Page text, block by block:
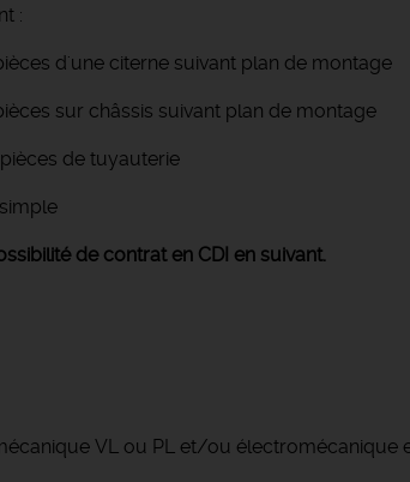
:
d'une citerne suivant plan de montage
sur châssis suivant plan de montage
de tuyauterie
de contrat en CDI en suivant.
VL ou PL et/ou électromécanique